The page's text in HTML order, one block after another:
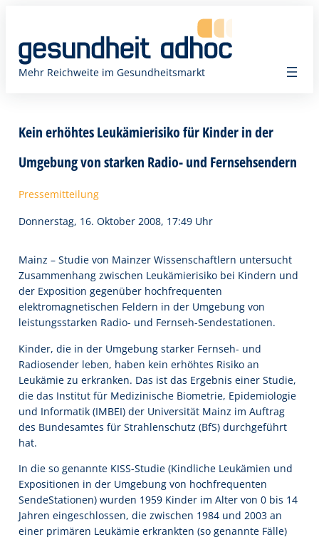
springen
Mehr Reichweite im Gesundheitsmarkt
Kein erhöhtes Leukämierisiko für Kinder in der
Umgebung von starken Radio- und Fernsehsendern
Pressemitteilung
Donnerstag, 16. Oktober 2008, 17:49 Uhr
Mainz – Studie von Mainzer Wissenschaftlern untersucht
Zusammenhang zwischen Leukämierisiko bei Kindern und
der Exposition gegenüber hochfrequenten
elektromagnetischen Feldern in der Umgebung von
leistungsstarken Radio- und Fernseh-Sendestationen.
Kinder, die in der Umgebung starker Fernseh- und
Radiosender leben, haben kein erhöhtes Risiko an
Leukämie zu erkranken. Das ist das Ergebnis einer Studie,
die das Institut für Medizinische Biometrie, Epidemiologie
und Informatik (IMBEI) der Universität Mainz im Auftrag
des Bundesamtes für Strahlenschutz (BfS) durchgeführt
hat.
In die so genannte KISS-Studie (Kindliche Leukämien und
Expositionen in der Umgebung von hochfrequenten
SendeStationen) wurden 1959 Kinder im Alter von 0 bis 14
Jahren eingeschlossen, die zwischen 1984 und 2003 an
einer primären Leukämie erkrankten (so genannte Fälle)